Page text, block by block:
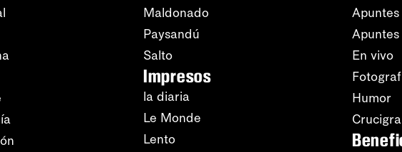
Maldonado
Paysandú
Salto
Impresos
la diaria
Le Monde
Lento
En vivo
Humor